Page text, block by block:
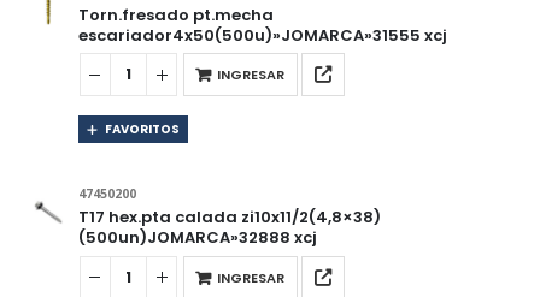
Torn.fresado pt.mecha
escariador4x50(500u)»JOMARCA»31555 xcj
INGRESAR
FAVORITOS
47450200
T17 hex.pta calada zi10x11/2(4,8×38)
(500un)JOMARCA»32888 xcj
INGRESAR